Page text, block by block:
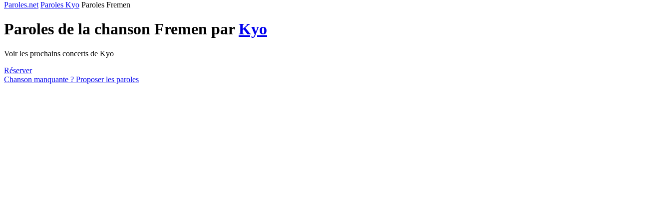
Paroles.net Paroles Kyo Paroles Fremen
Paroles de la chanson Fremen parKyo
Voir les prochains concerts de Kyo
Réserver
Chanson manquante ? Proposer les paroles